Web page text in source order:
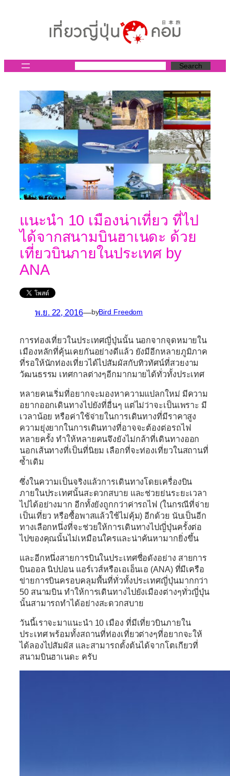
Search
แนะนำ 10 เมืองน่าเที่ยว ที่ไป
ได้จากสนามบินฮาเนดะ ด้วย
เที่ยวบินภายในประเทศ by
ANA
พ.ย. 22, 2016—byBird Freedom
การท่องเที่ยวในประเทศญี่ปุ่นนั้น นอกจากจุดหมายใน
เมืองหลักที่คุ้นเคยกันอย่างดีแล้ว ยังมีอีกหลายภูมิภาค
ที่รอให้นักท่องเที่ยวได้ไปสัมผัสกับทิวทัศน์ที่สวยงาม
วัฒนธรรม เทศกาลต่างๆอีกมากมายได้ทั่วทั้งประเทศ
หลายคนเริ่มที่อยากจะมองหาความแปลกใหม่ มีความ
อยากออกเดินทางไปยังที่อื่นๆ แต่ไม่ว่าจะเป็นเพราะ มี
เวลาน้อย หรือค่าใช้จ่ายในการเดินทางที่มีราคาสูง
ความยุ่งยากในการเดินทางที่อาจจะต้องต่อรถไฟ
หลายครั้ง ทำให้หลายคนจึงยังไม่กล้าที่เดินทางออก
นอกเส้นทางที่เป็นที่นิยม เลือกที่จะท่องเที่ยวในสถานที่
ซ้ำเดิม
ซึ่งในความเป็นจริงแล้วการเดินทางโดยเครื่องบิน
ภายในประเทศนั้นสะดวกสบาย และช่วยย่นระยะเวลา
ไปได้อย่างมาก อีกทั้งยังถูกกว่าค่ารถไฟ (ในกรณีที่จ่าย
เป็นเที่ยว หรือซื้อพาสแล้วใช้ไม่คุ้ม) อีกด้วย นับเป็นอีก
ทางเลือกหนึ่งที่จะช่วยให้การเดินทางไปญี่ปุ่นครั้งต่อ
ไปของคุณนั้นไม่เหมือนใครและน่าค้นหามากยิ่งขึ้น
และอีกหนึ่งสายการบินในประเทศชื่อดังอย่าง สายการ
บินออล นิปปอน แอร์เวส์หรือเอเอ็นเอ (ANA)ที่มีเครือ
ข่ายการบินครอบคลุมพื้นที่ทั่วทั้งประเทศญี่ปุ่นมากกว่า
50 สนามบิน ทำให้การเดินทางไปยังเมืองต่างๆทั่วญี่ปุ่น
นั้นสามารถทำได้อย่างสะดวกสบาย
วันนี้เราจะมาแนะนำ 10 เมือง ที่มีเที่ยวบินภายใน
ประเทศ พร้อมทั้งสถานที่ท่องเที่ยวต่างๆที่อยากจะให้
ได้ลองไปสัมผัส และสามารถตั้งต้นได้จากโตเกียวที่
สนามบินฮาเนดะ ครับ